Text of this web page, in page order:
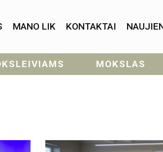
MANO LIK KONTAKTAI
MOKSLAS